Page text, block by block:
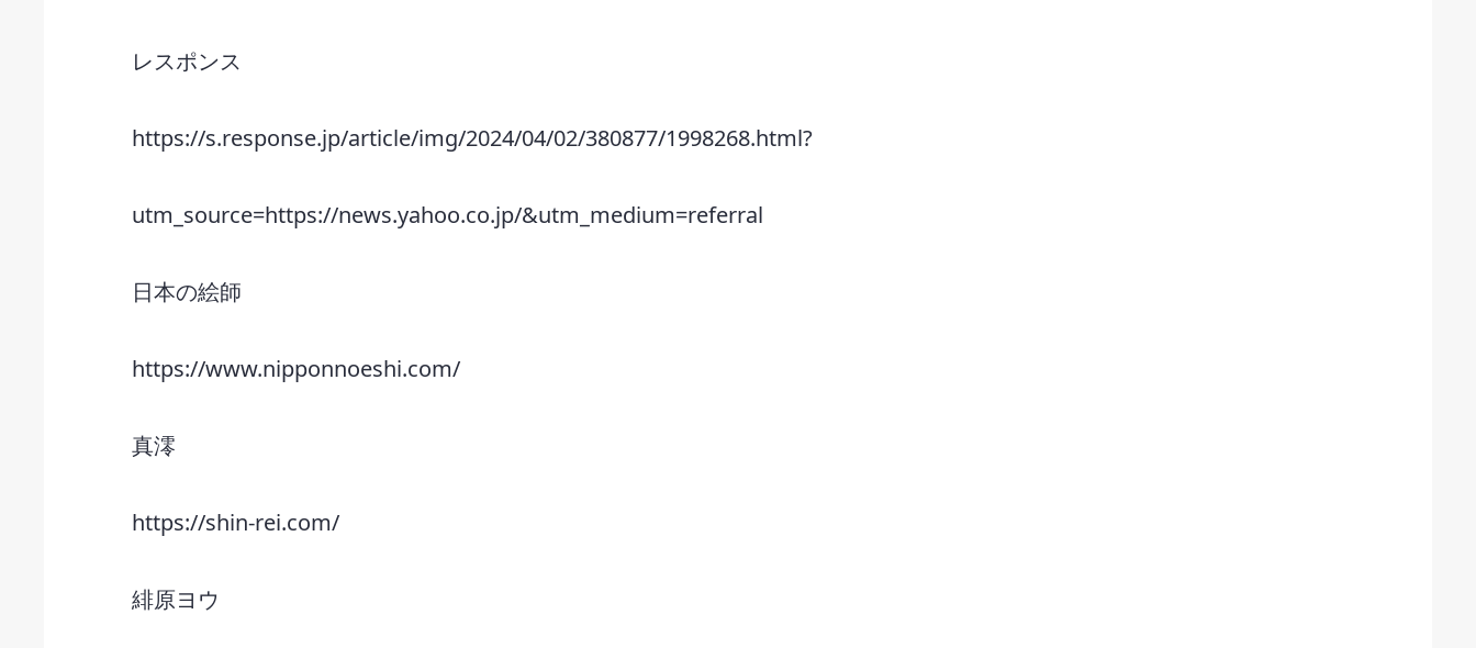
レスポンス
https://s.response.jp/article/img/2024/04/02/380877/1998268.html?
utm_source=https://news.yahoo.co.jp/&utm_medium=referral
日本の絵師
https://www.nipponnoeshi.com/
真澪
https://shin-rei.com/
緋原ヨウ